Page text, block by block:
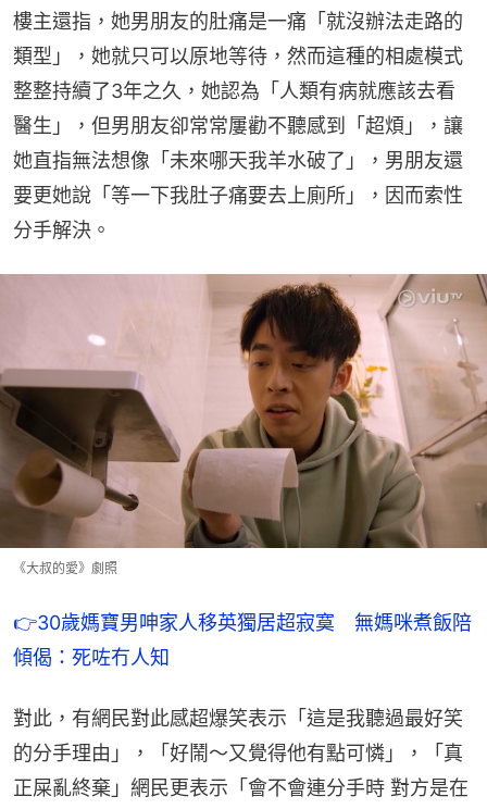
樓主還指，她男朋友的肚痛是一痛「就沒辦法走路的
類型」，她就只可以原地等待，然而這種的相處模式
整整持續了3年之久，她認為「人類有病就應該去看
醫生」，但男朋友卻常常屢勸不聽感到「超煩」，讓
她直指無法想像「未來哪天我羊水破了」，男朋友還
要更她說「等一下我肚子痛要去上廁所」，因而索性
分手解決。
《大叔的愛》劇照
👉30歲媽寶男呻家人移英獨居超寂寞　無媽咪煮飯陪
傾偈：死咗冇人知
對此，有網民對此感超爆笑表示「這是我聽過最好笑
的分手理由」，「好鬧～又覺得他有點可憐」，「真
正屎亂終棄」網民更表示「會不會連分手時 對方是在